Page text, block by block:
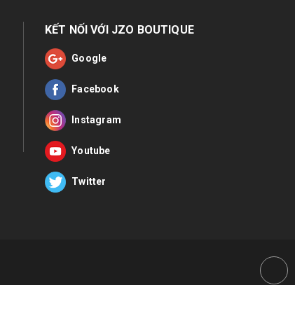
KẾT NỐI VỚI JZO BOUTIQUE
Google
Facebook
Instagram
Youtube
Twitter